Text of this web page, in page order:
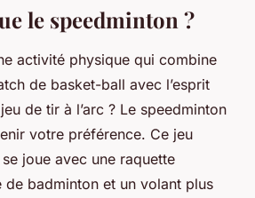
le speedminton ?
activité physique qui combine
de basket-ball avec l’esprit
de tir à l’arc ? Le speedminton
votre préférence. Ce jeu
joue avec une raquette
de badminton et un volant plus